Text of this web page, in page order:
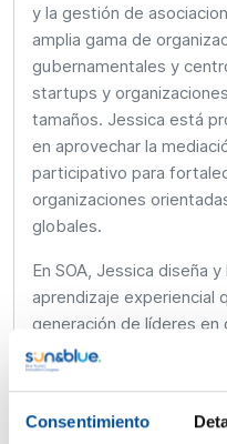
Consentimiento
y la gestión de
amplia gama de
gubernamentales y
startups y
tamaños. Jessica está
en aprovechar la
participativo para
organizaciones
globales.
En SOA, Jessica diseña
aprendizaje experiencial
generación de líderes en
herramientas necesarias
en foros de políticas
llevado a más de 20